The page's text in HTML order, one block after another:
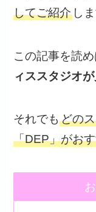
してご紹介 しま
この記事を読め
ィススタジオ
それでもどの
「DEP」がお